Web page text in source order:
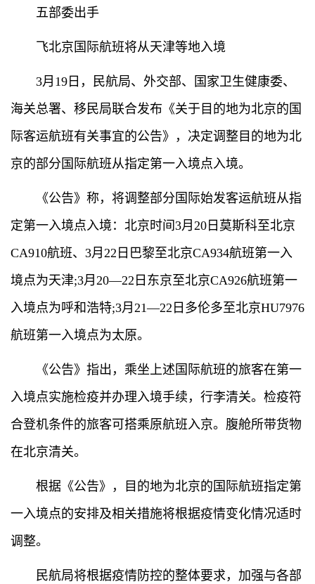
五部委出手
飞北京国际航班将从天津等地入境
3月19日，民航局、外交部、国家卫生健康委、
海关总署、移民局联合发布《关于目的地为北京的国
际客运航班有关事宜的公告》，决定调整目的地为北
京的部分国际航班从指定第一入境点入境。
《公告》称，将调整部分国际始发客运航班从指
定第一入境点入境：北京时间3月20日莫斯科至北京
CA910航班、3月22日巴黎至北京CA934航班第一入
境点为天津;3月20—22日东京至北京CA926航班第一
入境点为呼和浩特;3月21—22日多伦多至北京HU7976
航班第一入境点为太原。
《公告》指出，乘坐上述国际航班的旅客在第一
入境点实施检疫并办理入境手续，行李清关。检疫符
合登机条件的旅客可搭乘原航班入京。腹舱所带货物
在北京清关。
根据《公告》，目的地为北京的国际航班指定第
一入境点的安排及相关措施将根据疫情变化情况适时
调整。
民航局将根据疫情防控的整体要求，加强与各部